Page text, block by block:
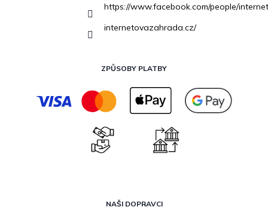
https://www.facebook.com/people/
internetovazahrada.cz/
ZPŮSOBY PLATBY
NAŠI DOPRAVCI